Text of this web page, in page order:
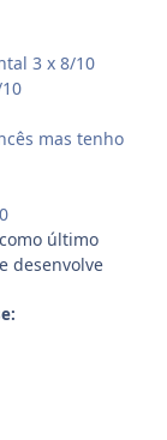
3 x 8/10
mas tenho
último
desenvolve